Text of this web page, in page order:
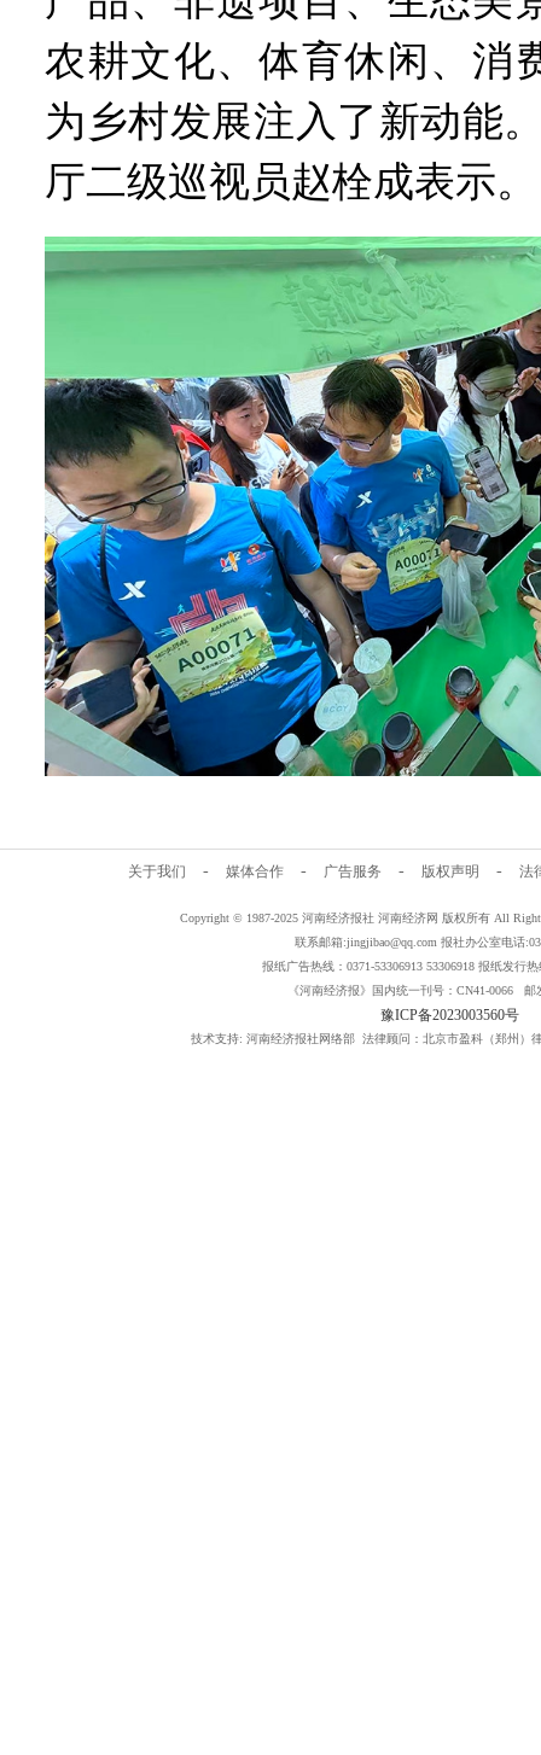
农耕文化、体育休闲、消
为乡村发展注入了新动能
厅二级巡视员赵栓成表示。
关于我们 - 媒体合作 - 广告服务 - 版权声明 - 法
Copyright © 1987-2025 河南经济报社 河南经济网 版权所有 All
联系邮箱:jingjibao@qq.com 报社办公室电话
报纸广告热线：0371-53306913 53306918 报纸发行热
《河南经济报》国内统一刊号：CN41-0066 邮
豫ICP备2023003560号
技术支持: 河南经济报社网络部 法律顾问：北京市盈科（郑州